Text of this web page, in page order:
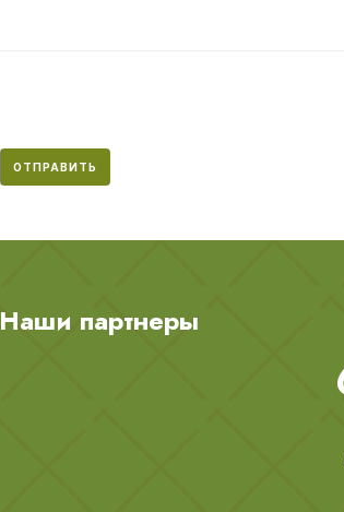
ОТПРАВИТЬ
Наши партнеры